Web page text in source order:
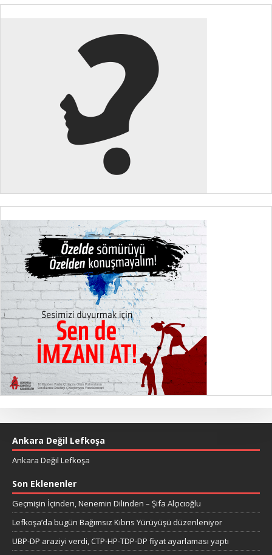
Ankara Değil Lefkoşa
Ankara Değil Lefkoşa
Son Eklenenler
Geçmişin İçinden, Nenemin Dilinden – Şifa Alçıcıoğlu
Lefkoşa’da bugün Bağımsız Kıbrıs Yürüyüşü düzenleniyor
UBP-DP araziyi verdi, CTP-HP-TDP-DP fiyat ayarlaması yaptı